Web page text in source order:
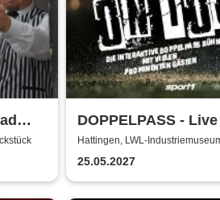
DOPPELPASS -
Hattingen, LWL-
Henrichshütte
25.05.2027